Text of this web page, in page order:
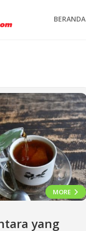
BERANDA
MORE
yang